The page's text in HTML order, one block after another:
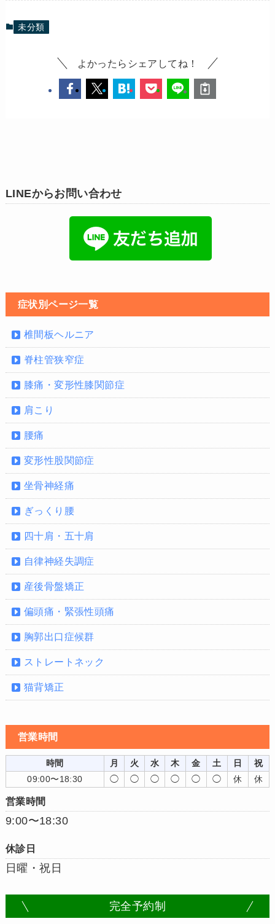
未分類
よかったらシェアしてね！
LINEからお問い合わせ
症状別ページ一覧
椎間板ヘルニア
脊柱管狭窄症
膝痛・変形性膝関節症
肩こり
腰痛
変形性股関節症
坐骨神経痛
ぎっくり腰
四十肩・五十肩
自律神経失調症
産後骨盤矯正
偏頭痛・緊張性頭痛
胸郭出口症候群
ストレートネック
猫背矯正
営業時間
時間 月 火 水 木 金 土 日
祝
09:00〜18:30
◯ ◯ ◯ ◯ ◯ ◯ 休 休
営業時間
9:00〜18:30
休診日
日曜・祝日
完全予約制